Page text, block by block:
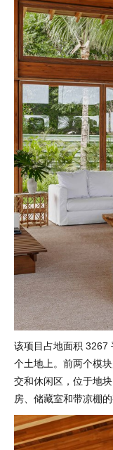
该项目占地面积 3267
个土地上。前两个模
交和休闲区，位于地
房、储藏室和带凉棚的